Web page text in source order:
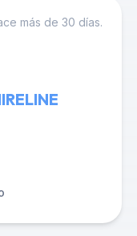
más de 30 días.